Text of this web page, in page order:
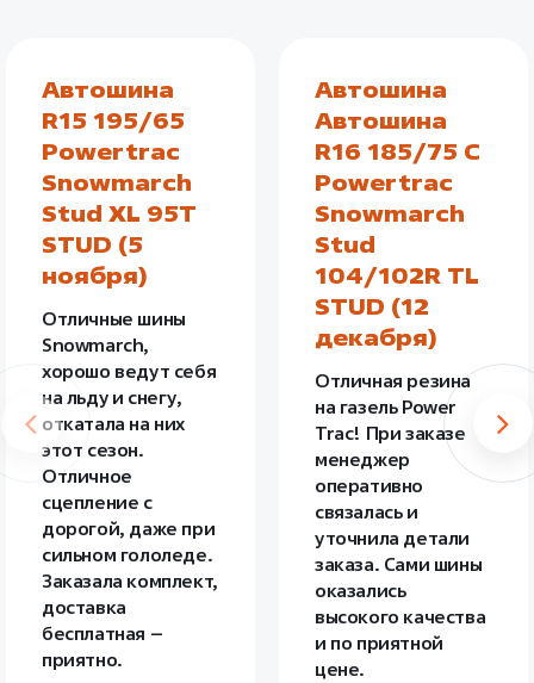
Автошина
R15 195/65
Powertrac
Snowmarch
Stud XL 95T
STUD (5
ноября)
Отличные шины
Snowmarch,
хорошо ведут себя
на льду и снегу,
откатала на них
этот сезон.
Отличное
сцепление с
дорогой, даже при
сильном гололеде.
Заказала комплект,
доставка
бесплатная –
приятно.
Автошина
Автошина
R16 185/75 C
Powertrac
Snowmarch
Stud
104/102R TL
STUD (12
декабря)
Отличная резина
на газель Power
Trac! При заказе
менеджер
оперативно
связалась и
уточнила детали
заказа. Сами шины
оказались
высокого качества
и по приятной
цене.